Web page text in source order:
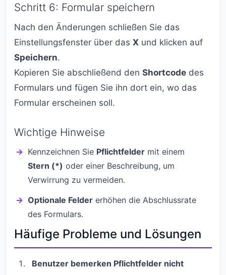
Schritt 6: Formular speichern
Nach den Änderungen schließen Sie das
Einstellungsfenster über das X und klicken auf
Speichern.
Kopieren Sie abschließend den Shortcode des
Formulars und fügen Sie ihn dort ein, wo das
Formular erscheinen soll.
Wichtige Hinweise
Kennzeichnen Sie Pflichtfelder mit einem
Stern (*) oder einer Beschreibung, um
Verwirrung zu vermeiden.
Optionale Felder erhöhen die Abschlussrate
des Formulars.
Häufige Probleme und Lösungen
Benutzer bemerken Pflichtfelder nicht